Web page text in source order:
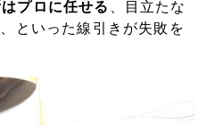
プロに任せる
、目立たな
といった線引きが失敗を